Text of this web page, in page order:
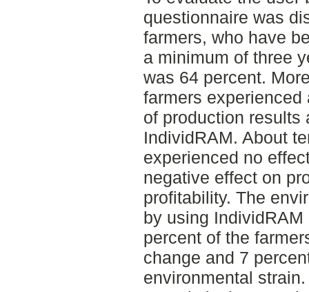
questionnaire was
farmers, who have
a minimum of three
was 64 percent.
farmers
of production results
IndividRAM. About
experienced no
negative effect on
profitability. The
by using
percent of the
change and 7
environmental strain.